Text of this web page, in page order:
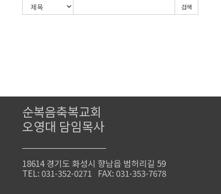
검색
순복음축복교회
오영대 담임목사
18614 경기도 화성시 향남읍 범허리길 59
TEL: 031-352-0271 FAX: 031-353-7678